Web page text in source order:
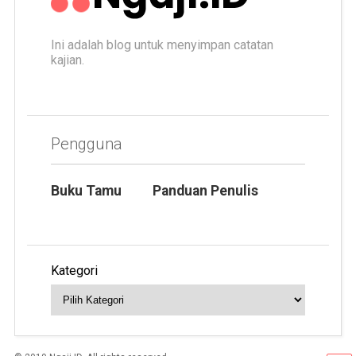
Ini adalah blog untuk menyimpan catatan
kajian.
Pengguna
Buku Tamu Panduan Penulis
Kategori